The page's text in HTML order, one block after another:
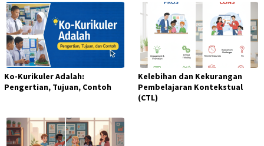
Ko-Kurikuler Adalah:
Pengertian, Tujuan, Contoh
Kelebihan dan Kekurangan
Pembelajaran Kontekstual
(CTL)